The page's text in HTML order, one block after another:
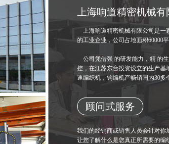
上海响道精密机械有
上海响道精密机械有限公司是一
的工业企业，公司占地面积60000
公司凭借强 的研发能力，精 的
控，在江苏东台投资设立的生产基
速编织机，钩编机产畅销国内30多
顾问式服务
我们的经销商或销售人员会针对你
让您了解什么是您真正所需要的编